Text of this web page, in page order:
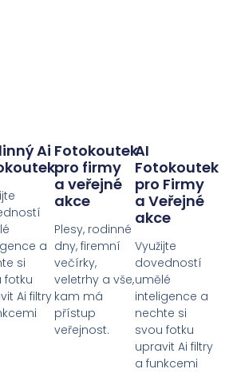
Ai
a
si
fotku
Ai filtry
Fotokoutek
pro firmy
a veřejné
akce
Plesy, rodinné
dny, firemní
večírky,
veletrhy a vše,
kam má
přístup
veřejnost.
AI
Fotokoutek
pro Firmy
a Veřejné
akce
Využijte
dovedností
umělé
inteligence a
nechte si
svou fotku
upravit Ai filtry
a funkcemi